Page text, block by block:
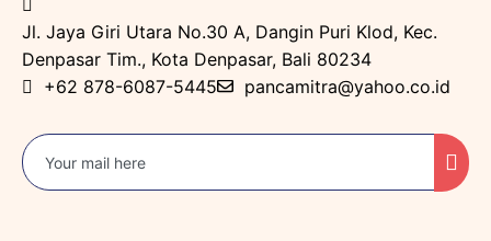
Jl. Jaya Giri Utara No.30 A, Dangin Puri Klod, Kec.
Denpasar Tim., Kota Denpasar, Bali 80234
+62 878-6087-5445
pancamitra@yahoo.co.id